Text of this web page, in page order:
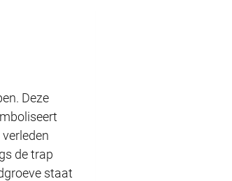
Deze
de trap
staat